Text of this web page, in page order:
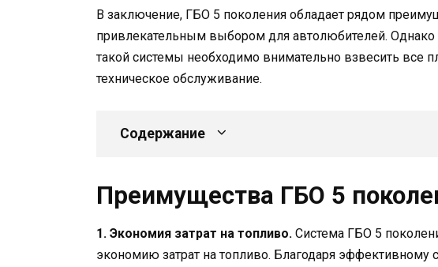
В заключение, ГБО 5 поколения обладает рядом
привлекательным выбором для автолюбителей. Однако
такой системы необходимо внимательно взвесить все
техническое обслуживание.
Содержание
Преимущества ГБО 5
1. Экономия затрат на топливо. Система ГБО 5
экономию затрат на топливо. Благодаря эффективному